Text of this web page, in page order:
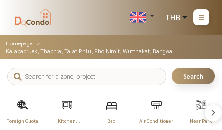
THB
Homepage
Kalapapruek, Thaphra, Talat Phlu, Pho Nimit, Wutthakat, Bangwa
Search
Foreign Quota Kitchen Bed Air Conditioner Near Park